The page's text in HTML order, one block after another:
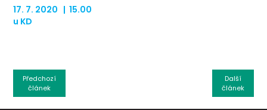
17. 7. 2020 | 15.00
u KD
Další
článek
Předchozí
článek